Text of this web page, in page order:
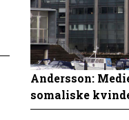
Andersson:
somaliske